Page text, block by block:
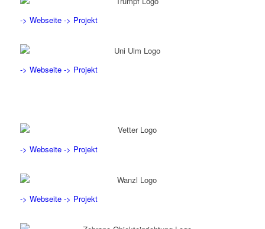
-> Webseite -> Projekt
-> Webseite -> Projekt
-> Webseite -> Projekt
-> Webseite -> Projekt